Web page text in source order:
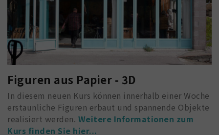
Figuren aus Papier - 3D
In diesem neuen Kurs können innerhalb einer Woche
erstaunliche Figuren erbaut und spannende Objekte
realisiert werden. Weitere Informationen zum
Kurs finden Sie hier...